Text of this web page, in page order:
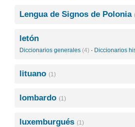
Lengua de Signos de Polonia
letón
Diccionarios generales (4) · Diccionarios
lituano (1)
lombardo (1)
luxemburgués (1)